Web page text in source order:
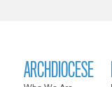
ARCHDIOCESE